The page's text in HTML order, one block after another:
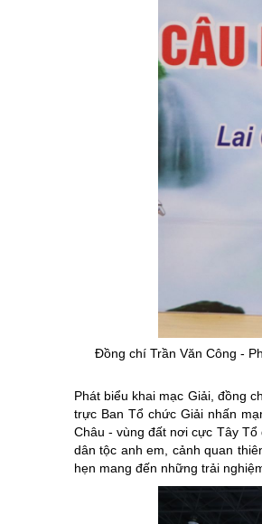
Đồng chí Trần Văn Công -
Phát biểu khai mạc Giải, đồng
trực Ban Tổ chức Giải nhấn
Châu - vùng đất nơi cực Tây
dân tộc anh em, cảnh quan
hẹn mang đến những trải